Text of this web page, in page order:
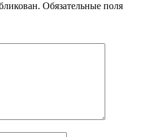
Обязательные поля